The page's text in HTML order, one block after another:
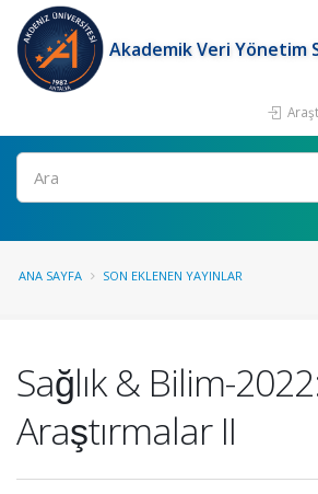
Akademik Veri Yönetim
Ara
ANA SAYFA SON EKLENEN YAYINLAR
Sağlık & Bilim-
Araştırmalar II